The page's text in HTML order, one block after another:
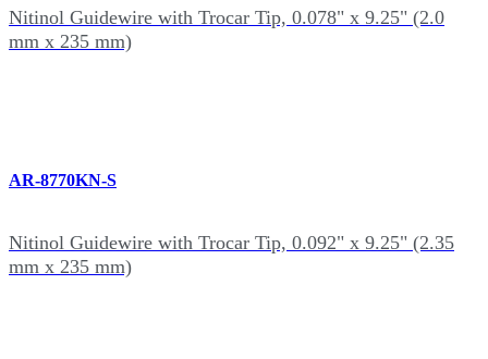
Nitinol Guidewire with Trocar Tip, 0.078" x 9.25" (2.0
mm x 235 mm)
AR-8770KN-S
Nitinol Guidewire with Trocar Tip, 0.092" x 9.25" (2.35
mm x 235 mm)